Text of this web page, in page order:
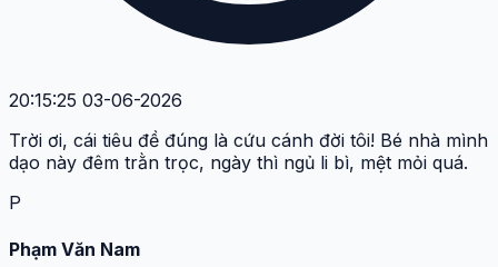
20:15:25 03-06-2026
Trời ơi, cái tiêu đề đúng là cứu cánh đời tôi! Bé nhà mình
dạo này đêm trằn trọc, ngày thì ngủ li bì, mệt mỏi quá.
P
Phạm Văn Nam